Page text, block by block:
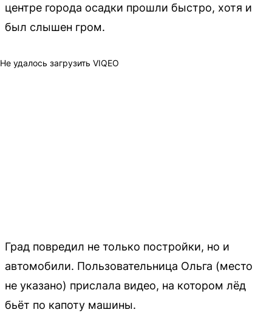
центре города осадки прошли быстро, хотя и
был слышен гром.
Не удалось загрузить VIQEO
Град повредил не только постройки, но и
автомобили. Пользовательница Ольга (место
не указано) прислала видео, на котором лёд
бьёт по капоту машины.